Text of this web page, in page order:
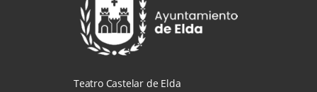
Teatro Castelar de Elda